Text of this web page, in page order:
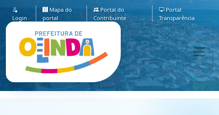
Login
Mapa do
portal
Portal do
Contribuinte
Portal
Transparência